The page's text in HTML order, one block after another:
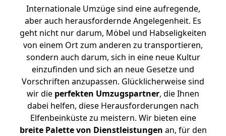
Internationale Umzüge sind eine aufregende,
aber auch herausfordernde Angelegenheit. Es
geht nicht nur darum, Möbel und Habseligkeiten
von einem Ort zum anderen zu transportieren,
sondern auch darum, sich in eine neue Kultur
einzufinden und sich an neue Gesetze und
Vorschriften anzupassen. Glücklicherweise sind
wir die perfekten Umzugspartner, die Ihnen
dabei helfen, diese Herausforderungen nach
Elfenbeinküste zu meistern. Wir bieten eine
breite Palette von Dienstleistungen an, für den